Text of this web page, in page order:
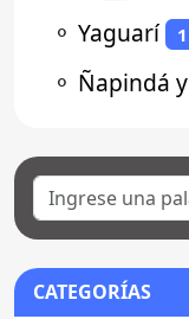
⚬ Yaguarí 1
⚬ Ñapindá y
CATEGORÍAS